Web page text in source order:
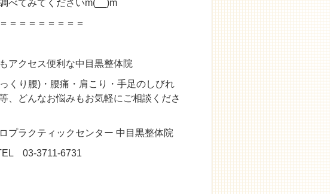
べてみてくださいm(__)m
＝＝＝＝＝＝＝＝
アクセス便利な中目黒整体院
くり腰)・腰痛・肩こり・手足のしびれ
、どんなお悩みもお気軽にご相談くださ
プラクティックセンター 中目黒整体院
03-3711-6731